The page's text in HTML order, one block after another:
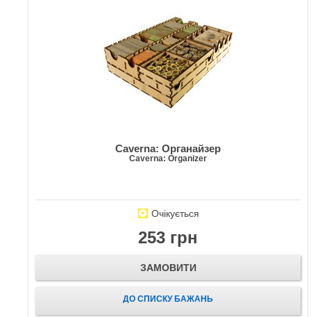
Caverna: Органайзер
Caverna: Organizer
Очікується
253 грн
ЗАМОВИТИ
ДО СПИСКУ БАЖАНЬ